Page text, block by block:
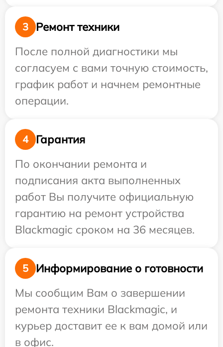
3
Ремонт техники
После полной диагностики мы
согласуем с вами точную стоимость,
график работ и начнем ремонтные
операции.
4
Гарантия
По окончании ремонта и
подписания акта выполненных
работ Вы получите официальную
гарантию на ремонт устройства
Blackmagic сроком на 36 месяцев.
5
Информирование о готовности
Мы сообщим Вам о завершении
ремонта техники Blackmagic, и
курьер доставит ее к вам домой или
в офис.